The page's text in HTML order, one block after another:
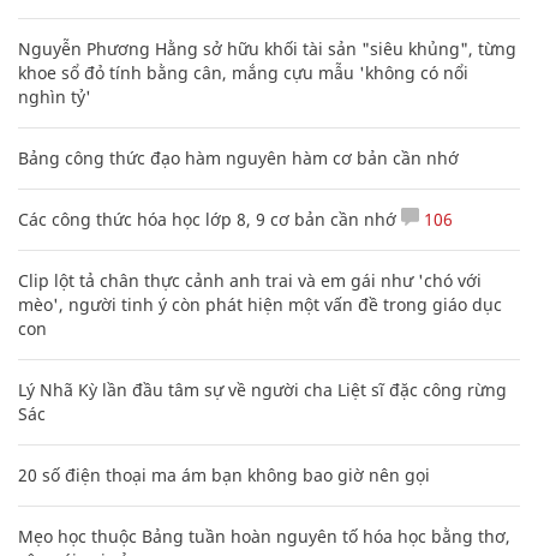
Nguyễn Phương Hằng sở hữu khối tài sản "siêu khủng", từng
khoe sổ đỏ tính bằng cân, mắng cựu mẫu 'không có nổi
nghìn tỷ'
Bảng công thức đạo hàm nguyên hàm cơ bản cần nhớ
Các công thức hóa học lớp 8, 9 cơ bản cần nhớ 106
Clip lột tả chân thực cảnh anh trai và em gái như 'chó với
mèo', người tinh ý còn phát hiện một vấn đề trong giáo dục
con
Lý Nhã Kỳ lần đầu tâm sự về người cha Liệt sĩ đặc công rừng
Sác
20 số điện thoại ma ám bạn không bao giờ nên gọi
Mẹo học thuộc Bảng tuần hoàn nguyên tố hóa học bằng thơ,